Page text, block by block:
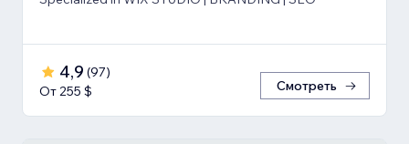
4,9 (97)
От 255 $
Смотреть